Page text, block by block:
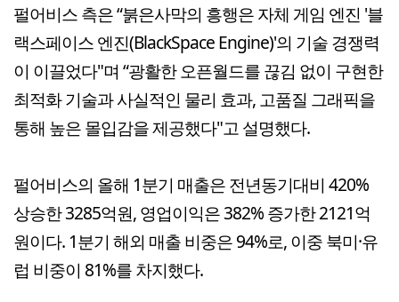
펄어비스 측은 “붉은사막의 흥행은 자체 게임 엔진 '블
랙스페이스 엔진(BlackSpace Engine)'의 기술 경쟁력
이 이끌었다"며 “광활한 오픈월드를 끊김 없이 구현한
최적화 기술과 사실적인 물리 효과, 고품질 그래픽을
통해 높은 몰입감을 제공했다"고 설명했다.
펄어비스의 올해 1분기 매출은 전년동기대비 420%
상승한 3285억원, 영업이익은 382% 증가한 2121억
원이다. 1분기 해외 매출 비중은 94%로, 이중 북미·유
럽 비중이 81%를 차지했다.